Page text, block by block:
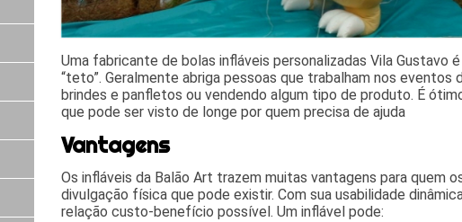
Uma fabricante de bolas infláveis personalizadas Vila Gustavo
“teto”. Geralmente abriga pessoas que trabalham nos eventos
brindes e panfletos ou vendendo algum tipo de produto. É
que pode ser visto de longe por quem precisa de ajuda
Vantagens
Os infláveis da Balão Art trazem muitas vantagens para quem
divulgação física que pode existir. Com sua usabilidade
relação custo-benefício possível. Um inflável pode: